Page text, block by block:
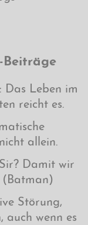
Beiträge
Das Leben im
reicht es.
allein.
Damit wir
(Batman)
Störung,
auch wenn es